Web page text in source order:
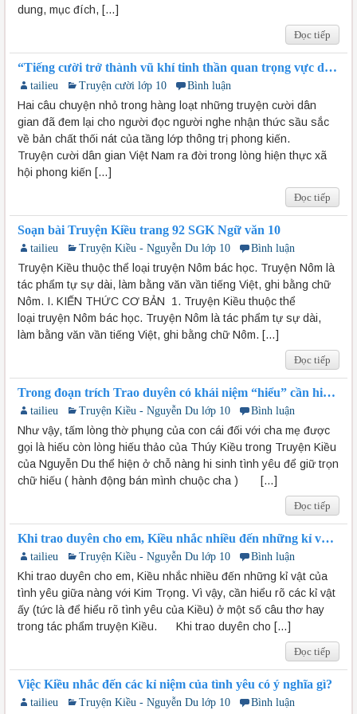
dung, mục đích, […]
Đọc tiếp
“Tiếng cười trở thành vũ khí tinh thần quan trọng vực dậy
tinh thần của nhân dân từ hiện thực còn tồn tại nhiều bất
công ngang trái”. Phân tích các truyện cười trong sách giáo
khoa Ngữ văn 10 (tập 1) để làm rõ ý kiến trên
tailieu Truyện cười lớp 10 Bình luận
Hai câu chuyện nhỏ trong hàng loạt những truyện cười dân
gian đã đem lại cho người đọc người nghe nhận thức sầu sắc
về bản chất thối nát của tầng lớp thông trị phong kiến.
Truyện cười dân gian Việt Nam ra đời trong lòng hiện thực xã
hội phong kiến […]
Đọc tiếp
Soạn bài Truyện Kiều trang 92 SGK Ngữ văn 10
tailieu Truyện Kiều - Nguyễn Du lớp 10 Bình luận
Truyện Kiều thuộc thể loại truyện Nôm bác học. Truyện Nôm là
tác phẩm tự sự dài, làm bằng văn vần tiếng Việt, ghi bằng chữ
Nôm. I. KIẾN THỨC CƠ BẢN 1. Truyện Kiều thuộc thể
loại truyện Nôm bác học. Truyện Nôm là tác phẩm tự sự dài,
làm bằng văn vần tiếng Việt, ghi bằng chữ Nôm. […]
Đọc tiếp
Trong đoạn trích Trao duyên có khái niệm “hiểu” cần hiểu
khái niệm này theo quan niệm của người xưa và của
Nguyễn Du trong Truyện Kiều như thế nào? – lớp 10
tailieu Truyện Kiều - Nguyễn Du lớp 10 Bình luận
Như vậy, tấm lòng thờ phụng của con cái đối với cha mẹ được
gọi là hiếu còn lòng hiếu thảo của Thúy Kiều trong Truyện Kiều
của Nguyễn Du thể hiện ở chỗ nàng hi sinh tình yêu để giữ trọn
chữ hiếu ( hành động bán mình chuộc cha ) […]
Đọc tiếp
Khi trao duyên cho em, Kiều nhắc nhiều đến những kỉ vật
của tình yêu giữa nàng với Kim Trọng. Vì vậy, cần hiểu rõ
các kỉ vật ấy trong các câu thơ nào?
tailieu Truyện Kiều - Nguyễn Du lớp 10 Bình luận
Khi trao duyên cho em, Kiều nhắc nhiều đến những kỉ vật của
tình yêu giữa nàng với Kim Trọng. Vì vậy, cần hiểu rõ các kỉ vật
ấy (tức là để hiểu rõ tình yêu của Kiều) ở một số câu thơ hay
trong tác phẩm truyện Kiều. Khi trao duyên cho […]
Đọc tiếp
Việc Kiều nhắc đến các kỉ niệm của tình yêu có ý nghĩa gì?
tailieu Truyện Kiều - Nguyễn Du lớp 10 Bình luận